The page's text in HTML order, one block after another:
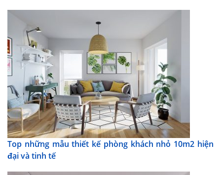
Top những mẫu thiết kế phòng khách nhỏ 10m2 hiện
đại và tinh tế